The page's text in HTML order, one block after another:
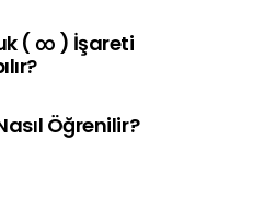
( ∞ ) İşareti
Öğrenilir?